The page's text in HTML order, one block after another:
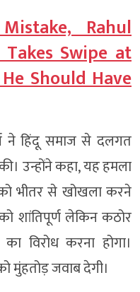
Rahul
Swipe at
Should Have
ने हिंदू समाज से दलगत
उन्होंने कहा, यह हमला
भीतर से खोखला करने
शांतिपूर्ण लेकिन कठोर
विरोध करना होगा।
मुंहतोड़ जवाब देगी।